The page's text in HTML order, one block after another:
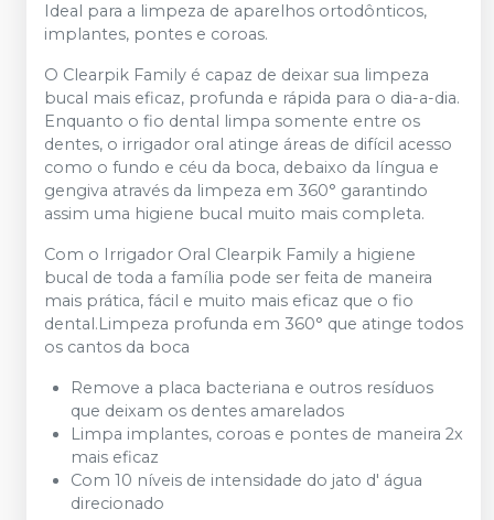
Ideal para a limpeza de aparelhos ortodônticos,
implantes, pontes e coroas.
O Clearpik Family é capaz de deixar sua limpeza
bucal mais eficaz, profunda e rápida para o dia-a-dia.
Enquanto o fio dental limpa somente entre os
dentes, o irrigador oral atinge áreas de difícil acesso
como o fundo e céu da boca, debaixo da língua e
gengiva através da limpeza em 360° garantindo
assim uma higiene bucal muito mais completa.
Com o Irrigador Oral Clearpik Family a higiene
bucal de toda a família pode ser feita de maneira
mais prática, fácil e muito mais eficaz que o fio
dental.Limpeza profunda em 360° que atinge todos
os cantos da boca
Remove a placa bacteriana e outros resíduos
que deixam os dentes amarelados
Limpa implantes, coroas e pontes de maneira 2x
mais eficaz
Com 10 níveis de intensidade do jato d' água
direcionado